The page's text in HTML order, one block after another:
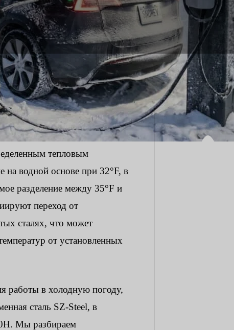
тепловым
на водной основе при 32°F, в
разделение между 35°F и
переход от
сталях, что может
от установленных
работы в холодную погоду,
сталь SZ-Steel, в
Мы разбираем